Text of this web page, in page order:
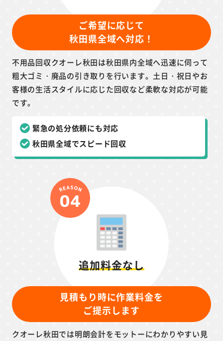
ご希望に応じて
秋田県全域へ対応！
不用品回収クオーレ秋田は秋田県内全域へ迅速に伺って
粗大ゴミ・廃品の引き取りを行います。土日・祝日やお
客様の生活スタイルに応じた回収など柔軟な対応が可能
です。
緊急の処分依頼にも対応
秋田県全域でスピード回収
追加料金なし
見積もり時に作業料金を
ご提示します
クオーレ秋田では明朗会計をモットーにわかりやすい見